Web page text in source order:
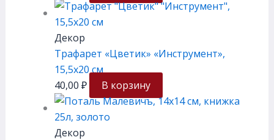
Декор
Трафарет «Цветик» «Инструмент»,
15,5х20 см
40,00 ₽ В корзину
Декор